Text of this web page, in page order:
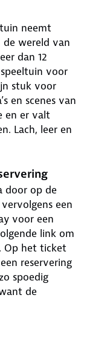
neemt
de wereld van
dan 12
voor
stuk voor
en scenes van
en er valt
Lach, leer en
door op de
een
voor een
link om
. Op het ticket
reservering
spoedig
de